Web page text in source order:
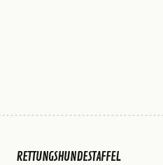
RETTUNGSHUNDESTAFFEL